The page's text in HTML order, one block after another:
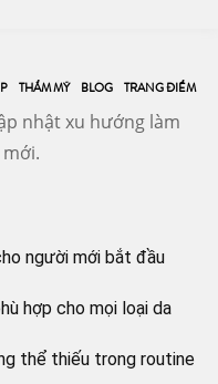
THẨM MỸ BLOG TRANG ĐIỂM
nhật xu hướng làm
người mới bắt đầu
hợp cho mọi loại da
thể thiếu trong routine